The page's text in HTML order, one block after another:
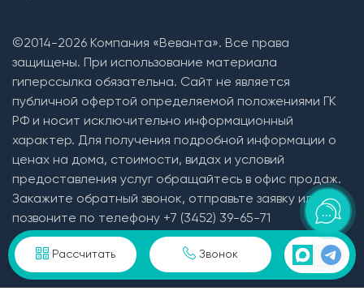
Рассчитать Звонок
©2014-2026 Компания «Веванта». Все права
защищены. При использование материала
гиперссылка обязательна. Сайт не является
публичной офертой определяемой положениями ГК
РФ и носит исключительно информационный
характер. Для получения подробной информации о
ценах на дома, стоимости, видах и условий
предоставления услуг обращайтесь в офис продаж.
Закажите обратный звонок, отправьте заявку или
позвоните по телефону +7 (3452) 39-65-71
Пользовательское соглашение и политика
конфиденциальности в отношении персональных